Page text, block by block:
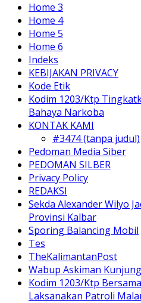
Home 3
Home 4
Home 5
Home 6
Indeks
KEBIJAKAN PRIVACY
Kode Etik
Kodim 1203/Ktp
Bahaya Narkoba
KONTAK KAMI
#3474 (tanpa judul)
Pedoman Media Siber
PEDOMAN SILBER
Privacy Policy
REDAKSI
Sekda Alexander Wilyo
Provinsi Kalbar
Sporing Balancing Mobil
Tes
TheKalimantanPost
Wabup Askiman
Kodim 1203/Ktp
Laksanakan Patroli